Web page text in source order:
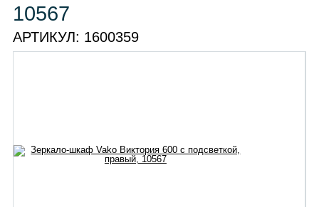
10567
АРТИКУЛ: 1600359